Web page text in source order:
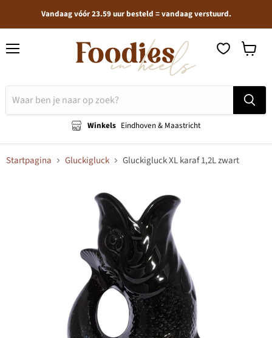
Vandaag vóór 23.59 uur besteld = vandaag verstuurd.
Winkels Eindhoven & Maastricht
Startpagina Gluckigluck Gluckigluck XL karaf 1,2L zwart